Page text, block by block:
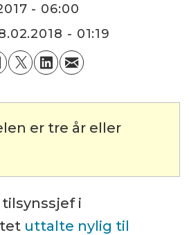
- 06:00
- 01:19
er tre år eller
i
uttalte nylig til